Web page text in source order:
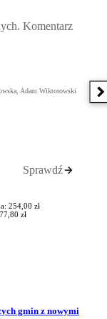
Komentarz
Adam Wiktorowski
Sprawdź
254,00 zł
zł
gmin z nowymi